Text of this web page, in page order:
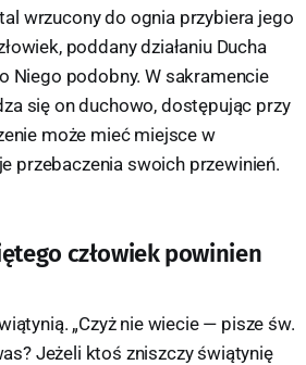
wrzucony do ognia przybiera jego
poddany działaniu Ducha
Niego podobny. W sakramencie
się on duchowo, dostępując przy
może mieć miejsce w
przebaczenia swoich przewinień.
człowiek powinien
„Czyż nie wiecie — pisze św.
Jeżeli ktoś zniszczy świątynię